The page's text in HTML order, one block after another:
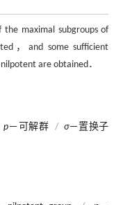
maximal subgroups of
，and some sufficient
are obtained．
p－可解群 / σ－置换子